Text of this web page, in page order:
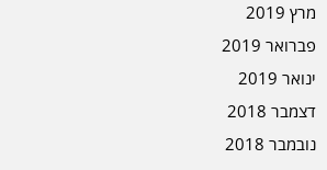
מרץ 2019
פברואר 2019
ינואר 2019
דצמבר 2018
נובמבר 2018